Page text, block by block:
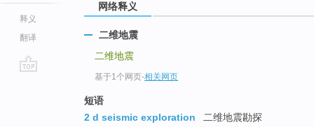
释义
翻译
网络释义
二维地震
二维地震
基于1个网页-相关网页
短语
2 d seismic exploration
二维地震勘探